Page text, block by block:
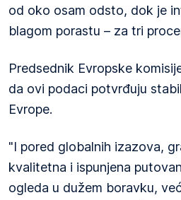
od oko osam odsto, dok je
blagom porastu – za tri
Predsednik Evropske
da ovi podaci potvrđuju
Evrope.
"I pored globalnih izazova,
kvalitetna i ispunjena
ogleda u dužem boravku,